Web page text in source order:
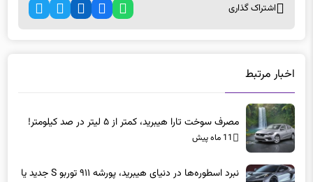
اشتراک گذاری
اخبار مرتبط
مصرف سوخت تارا هیبرید، کمتر از ۵ لیتر در صد کیلومتر!
11 ماه پیش
نبرد اسطوره‌ها در دنیای هیبرید، پورشه ۹۱۱ توربو S جدید یا